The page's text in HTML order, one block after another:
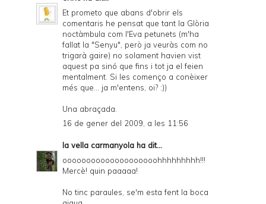
Et prometo que abans d'obrir els
comentaris he pensat que tant la Glòria
noctàmbula com l'Eva petunets (m'ha
fallat la "Senyu", però ja veuràs com no
trigarà gaire) no solament havien vist
aquest pa sinó que fins i tot ja el feien
mentalment. Si les començo a conèixer
més que... ja m'entens, oi? :))
Una abraçada.
16 de gener del 2009, a les 11:56
la vella carmanyola ha dit...
oooooooooooooooooooohhhhhhhhh!!!
Mercè! quin paaaaa!
No tinc paraules, se'm esta fent la boca